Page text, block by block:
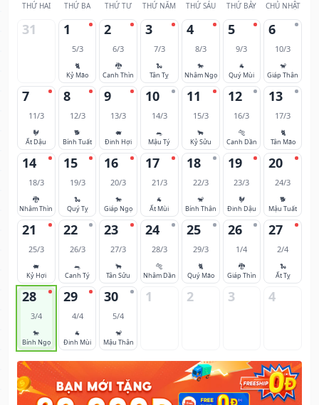
THỨ HAI THỨ BA THỨ TƯ THỨ NĂM THỨ SÁU THỨ BẢY CHỦ NHẬT
31 1
5/3
🐈
Kỷ Mão
2
6/3
🐉
Canh Thìn
3
7/3
🐍
Tân Tỵ
4
8/3
🐎
Nhâm Ngọ
5
9/3
🐐
Quý Mùi
6
10/3
🐒
Giáp Thân
7
11/3
🐓
Ất Dậu
8
12/3
🐕
Bính Tuất
9
13/3
🐖
Đinh Hợi
10
14/3
🐀
Mậu Tý
11
15/3
🐂
Kỷ Sửu
12
16/3
🐅
Canh Dần
13
17/3
🐈
Tân Mão
14
18/3
🐉
Nhâm Thìn
15
19/3
🐍
Quý Tỵ
16
20/3
🐎
Giáp Ngọ
17
21/3
🐐
Ất Mùi
18
22/3
🐒
Bính Thân
19
23/3
🐓
Đinh Dậu
20
24/3
🐕
Mậu Tuất
21
25/3
🐖
Kỷ Hợi
22
26/3
🐀
Canh Tý
23
27/3
🐂
Tân Sửu
24
28/3
🐅
Nhâm Dần
25
29/3
🐈
Quý Mão
26
1/4
🐉
Giáp Thìn
27
2/4
🐍
Ất Tỵ
28
3/4
🐎
Bính Ngọ
29
4/4
🐐
Đinh Mùi
30
5/4
🐒
Mậu Thân
1 2 3 4